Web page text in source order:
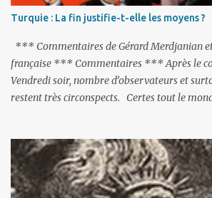
Turquie : La fin justifie-t-elle les moyens ?
*** Commentaires de Gérard Merdjanian
française *** Commentaires *** Après le
Vendredi soir, nombre d’observateurs et
restent très circonspects. Certes tout le
actions menées par le président Erdoğan, et
réalisation du putsch lui-même.